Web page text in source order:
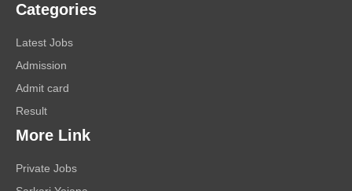
Categories
Latest Jobs
Admission
Admit card
Result
More Link
Private Jobs